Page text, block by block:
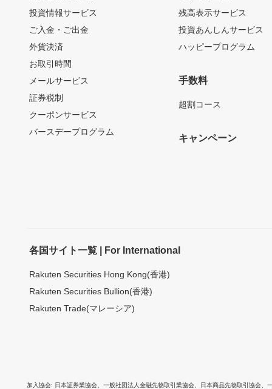
投資情報サービス
ご入金・ご出金
外貨決済
お取引時間
メールサービス
証券税制
クーポンサービス
バースデープログラム
残高表示サービス
投資あんしんサービス
ハッピープログラム
手数料
超割コース
キャンペーン
各国サイト一覧 | For International
Rakuten Securities Hong Kong(香港)
Rakuten Securities Bullion(香港)
Rakuten Trade(マレーシア)
加入協会 日本証券業協会 一般社団法人金融先物取引業協会 日本商品先物取引協会